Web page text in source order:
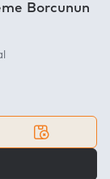
Borcunun